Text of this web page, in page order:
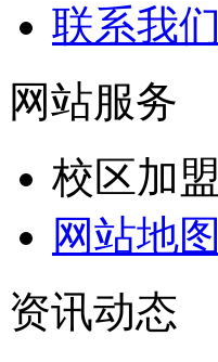
联系我们
网站服务
校区加盟
网站地图
资讯动态